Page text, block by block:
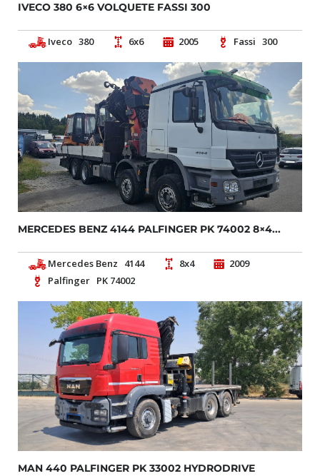
IVECO 380 6×6 VOLQUETE FASSI 300
Iveco 380 6x6 2005 Fassi 300
MERCEDES BENZ 4144 PALFINGER PK 74002 8×4...
Mercedes Benz 4144 8x4
2009
Palfinger PK 74002
MAN 440 PALFINGER PK 33002 HYDRODRIVE